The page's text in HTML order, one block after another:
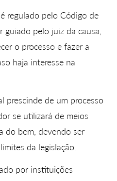
regulado pelo Código de
guiado pelo juiz da causa,
o processo e fazer a
haja interesse na
prescinde de um processo
se utilizará de meios
do bem, devendo ser
da legislação.
por instituições